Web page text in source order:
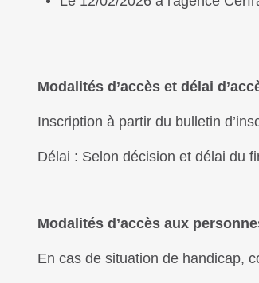
Modalités d’accès et délai
Inscription à partir du bulletin
Délai : Selon décision et délai du
Modalités d’accès aux
En cas de situation de handicap,